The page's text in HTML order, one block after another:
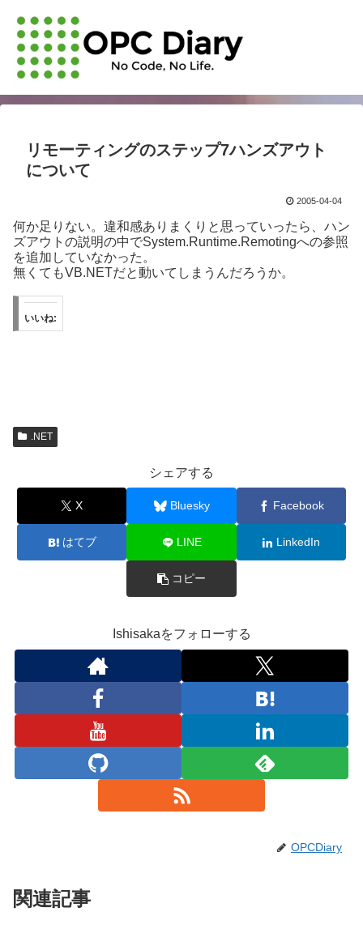
リモーティングのステップ7ハンズアウト
について
2005-04-04
何か足りない。違和感ありまくりと思っていったら、ハン
ズアウトの説明の中でSystem.Runtime.Remotingへの参照
を追加していなかった。
無くてもVB.NETだと動いてしまうんだろうか。
いいね:
.NET
シェアする
X Bluesky Facebook
はてブ LINE LinkedIn
コピー
Ishisakaをフォローする
OPCDiary
関連記事